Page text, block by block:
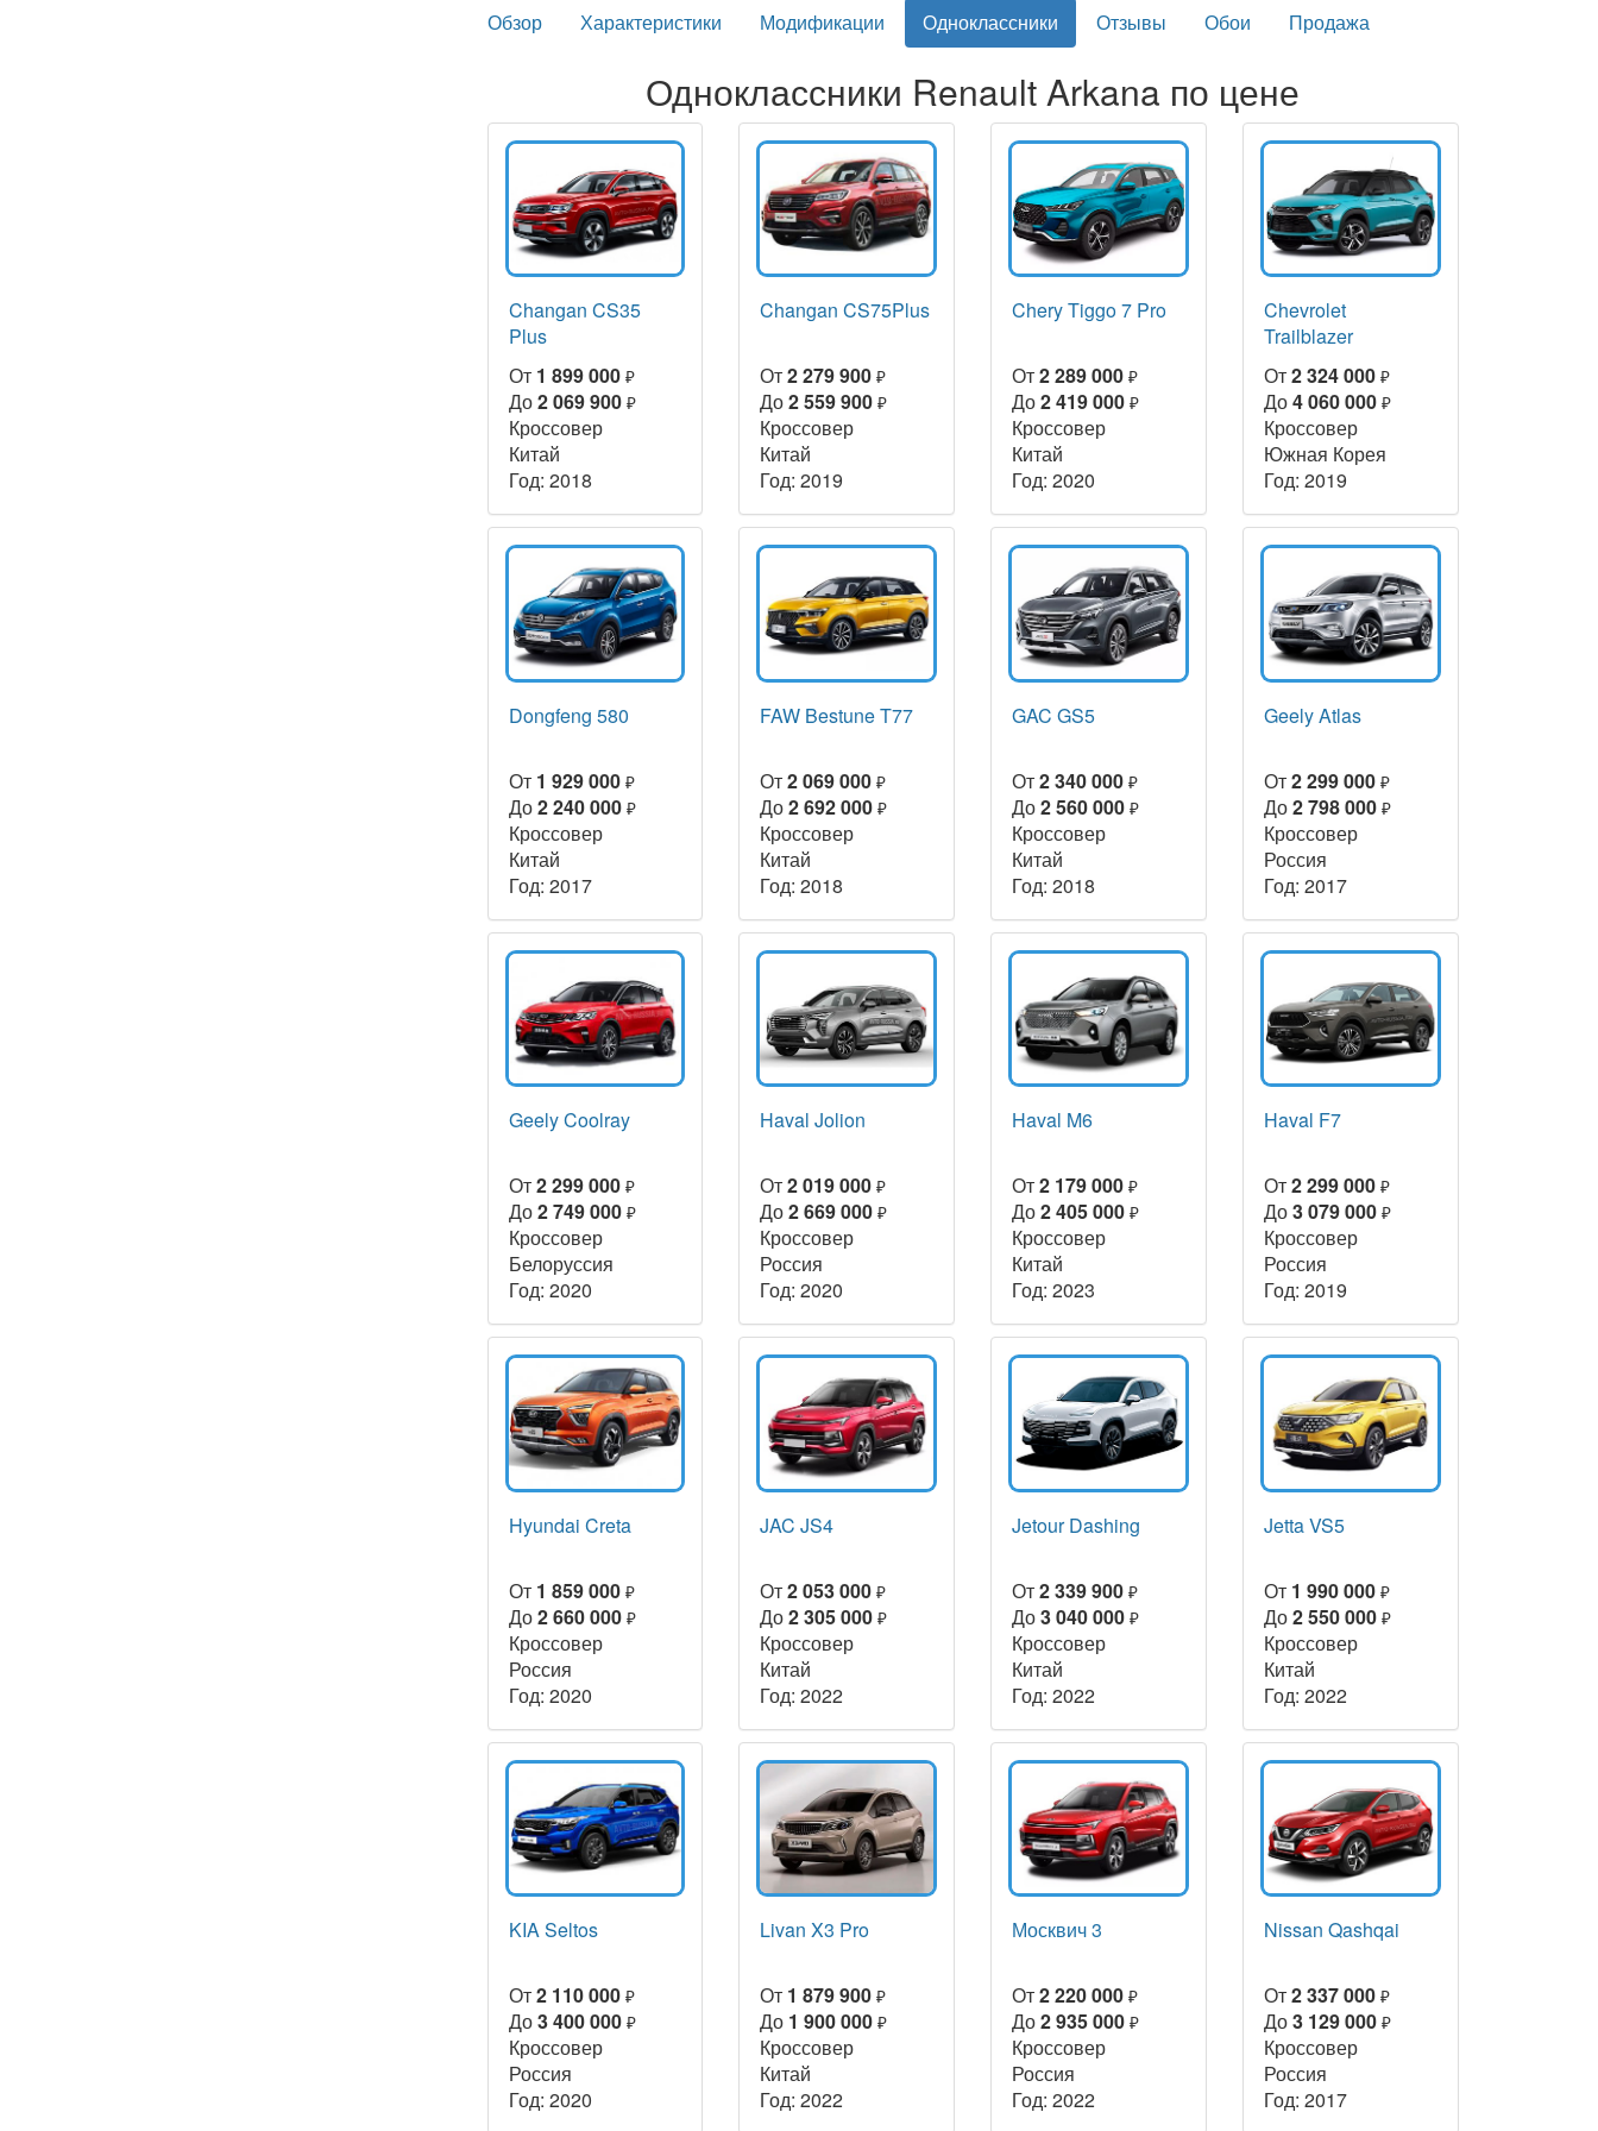
Обзор Характеристики Модификации Одноклассники Отзывы Обои Продажа
Одноклассники Renault Arkana по цене
Changan CS35
Plus
От 1 899 000 ₽
До2 069 900 ₽
Кроссовер
Китай
Год: 2018
Changan CS75Plus
От2 279 900 ₽
До2 559 900 ₽
Кроссовер
Китай
Год: 2019
Chery Tiggo 7 Pro
От2 289 000 ₽
До2 419 000 ₽
Кроссовер
Китай
Год: 2020
Chevrolet
Trailblazer
От2 324 000 ₽
До4 060 000 ₽
Кроссовер
Южная Корея
Год: 2019
Dongfeng 580
От 1 929 000 ₽
До2 240 000 ₽
Кроссовер
Китай
Год: 2017
FAW Bestune T77
От2 069 000 ₽
До2 692 000 ₽
Кроссовер
Китай
Год: 2018
GAC GS5
От2 340 000 ₽
До2 560 000 ₽
Кроссовер
Китай
Год: 2018
Geely Atlas
От2 299 000 ₽
До2 798 000 ₽
Кроссовер
Россия
Год: 2017
Geely Coolray
От2 299 000 ₽
До2 749 000 ₽
Кроссовер
Белоруссия
Год: 2020
Haval Jolion
От2 019 000 ₽
До2 669 000 ₽
Кроссовер
Россия
Год: 2020
Haval M6
От2 179 000 ₽
До2 405 000 ₽
Кроссовер
Китай
Год: 2023
Haval F7
От2 299 000 ₽
До3 079 000 ₽
Кроссовер
Россия
Год: 2019
Hyundai Creta
От 1 859 000 ₽
До2 660 000 ₽
Кроссовер
Россия
Год: 2020
JAC JS4
От2 053 000 ₽
До2 305 000 ₽
Кроссовер
Китай
Год: 2022
Jetour Dashing
От2 339 900 ₽
До3 040 000 ₽
Кроссовер
Китай
Год: 2022
Jetta VS5
От 1 990 000 ₽
До2 550 000 ₽
Кроссовер
Китай
Год: 2022
KIA Seltos
От2 110 000 ₽
До3 400 000 ₽
Кроссовер
Россия
Год: 2020
Livan X3 Pro
От 1 879 900 ₽
До 1 900 000 ₽
Кроссовер
Китай
Год: 2022
Москвич 3
От2 220 000 ₽
До2 935 000 ₽
Кроссовер
Россия
Год: 2022
Nissan Qashqai
От2 337 000 ₽
До3 129 000 ₽
Кроссовер
Россия
Год: 2017